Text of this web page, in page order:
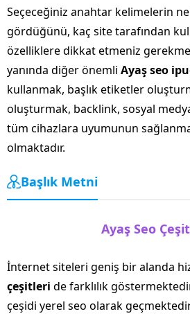
Seçeceğiniz anahtar kelimelerin
gördüğünü, kaç site tarafından
özelliklere dikkat etmeniz
yanında diğer önemli Ayaş seo
kullanmak, başlık etiketler
oluşturmak, backlink, sosyal
tüm cihazlara uyumunun
olmaktadır.
Başlık Metni
Ayaş Seo
İnternet siteleri geniş bir alanda
çeşitleri de farklılık
çeşidi yerel seo olarak